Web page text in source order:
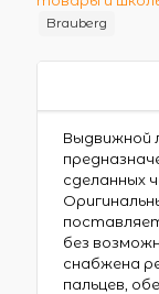
Brauberg
Выдвижной
сделанных
без
снабжена
пальцев,